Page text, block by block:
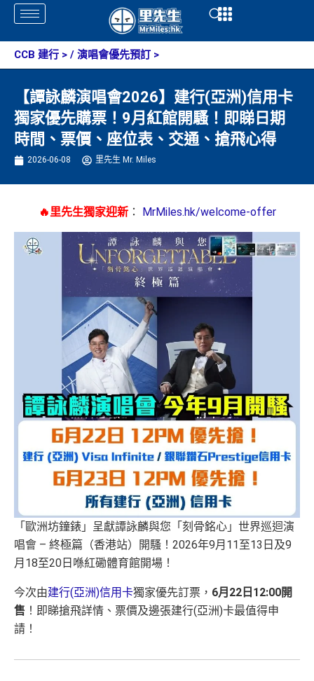
Skip
content
Open
CCB 建行 > / 演唱會優先預訂 >
【譚詠麟演唱會2026】建行(亞洲)信用卡
獨家優先購票！9月紅館開騷！即睇日期
時間、票價、座位表、交通、搶飛心得
2026-06-08 里先生 Mr. Miles
🔥里先生獨家迎新： MrMiles.hk/welcome-offer
「歐洲坊鐘錶」呈獻譚詠麟與您「刻骨銘心」世界巡迴演
唱會 – 終極篇（香港站）開騷！2026年9月11至13日及9
月18至20日喺紅磡體育館開場！
今次由建行(亞洲)信用卡獨家優先訂票， 6月22日12:00開
售 ！即睇搶飛詳情、票價及邊張建行(亞洲)卡最值得申
請！